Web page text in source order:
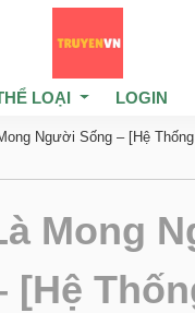
LOẠI LOGIN
Người Sống – [Hệ
Mong
[Hệ